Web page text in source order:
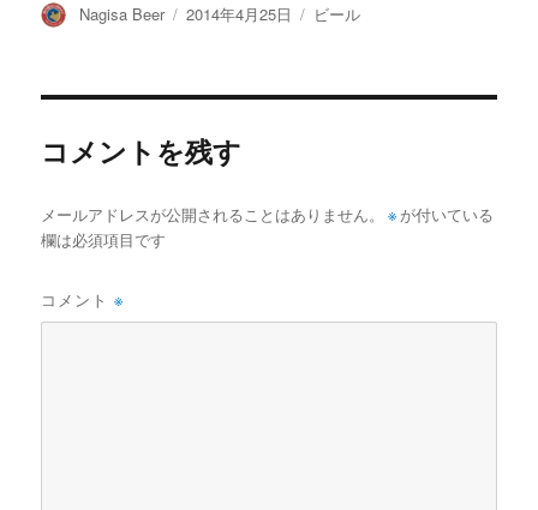
投
Nagisa Beer
投
2014年4月25日
カ
ビール
コメントを残す
メールアドレスが公開されることはありません。 ※ が付いている
欄は必須項目です
コメント※